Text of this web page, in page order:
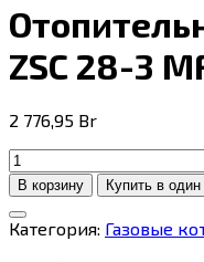
ZSC 28-3
2 776,95 Br
Количество
товара
Отопительный
котел
Bosch
В корзину Купить в один
Категория: Газовые